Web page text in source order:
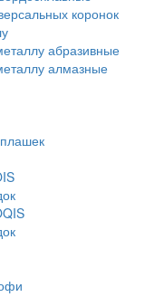
коронок
абразивные
алмазные